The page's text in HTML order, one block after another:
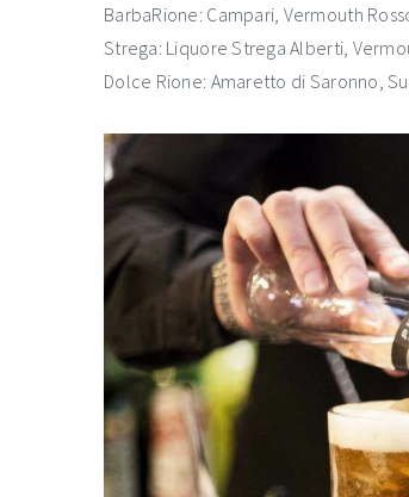
BarbaRione: Campari, Vermouth
Strega: Liquore Strega Alberti,
Dolce Rione: Amaretto di Saronno,